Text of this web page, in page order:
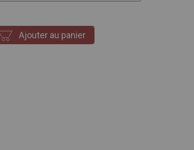
Ajouter au panier